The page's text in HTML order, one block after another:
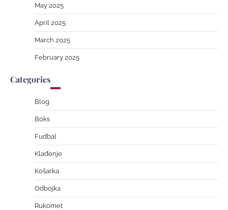
May 2025
April 2025
March 2025
February 2025
Categories
Blog
Boks
Fudbal
Klađenje
Košarka
Odbojka
Rukomet